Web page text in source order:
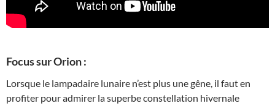
Focus sur Orion :
Lorsque le lampadaire lunaire n’est plus une gêne, il faut en
profiter pour admirer la superbe constellation hivernale